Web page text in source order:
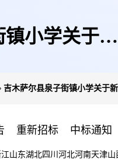
小学关于新
吉木萨尔县泉子街镇小学关于
重新招标 中标通知
山东湖北四川 河北河南天津山